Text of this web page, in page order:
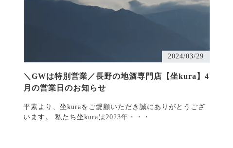
2024/03/29
＼GWは特別営業／長野の地酒専門店【坐kura】4
月の営業日のお知らせ
平素より、坐kuraをご愛顧いただき誠にありがとうござ
います。 私たち坐kuraは2023年・・・